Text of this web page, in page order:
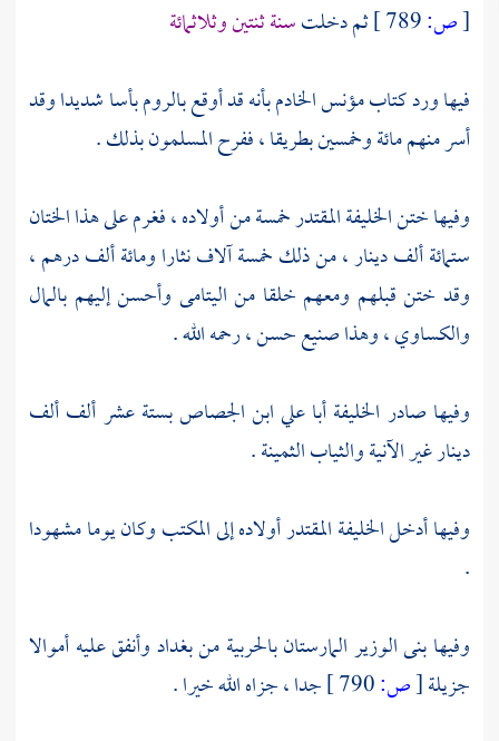
[ص: ثم دخلتسنة ثنتين وثلاثمائة
فيها ورد كتابمؤنس الخادمبأنه قد أوقع بالروم بأسا شديدا وقد
أسر منهم مائة وخمسين بطريقا ، ففرح المسلمون بذلك .
وفيها ختن الخليفةالمقتدرخمسة من أولاده ، فغرم على هذا الختان
ستمائة ألف دينار ، من ذلك خمسة آلاف نثارا ومائة ألف درهم ،
وقد ختن قبلهم ومعهم خلقا من اليتامى وأحسن إليهم بالمال
والكساوي ، وهذا صنيع حسن ، رحمه الله .
وفيها صادر الخليفةأبا علي ابن الجصاصبستة عشر ألف ألف
دينار غير الآنية والثياب الثمينة .
وفيها أدخل الخليفةالمقتدرأولاده إلى المكتب وكان يوما مشهودا
.
وفيها بنى الوزير المارستان بالحربية منبغدادوأنفق عليه أموالا
جزيلة[ص:
جدا ، جزاه الله خيرا .